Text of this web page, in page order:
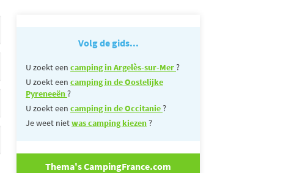
Volg de gids...
U zoekt een camping in Argelès-sur-Mer?
U zoekt een camping in de Oostelijke
Pyreneeën?
U zoekt een camping in de Occitanie?
Je weet nietwas camping kiezen?
Thema's CampingFrance.com